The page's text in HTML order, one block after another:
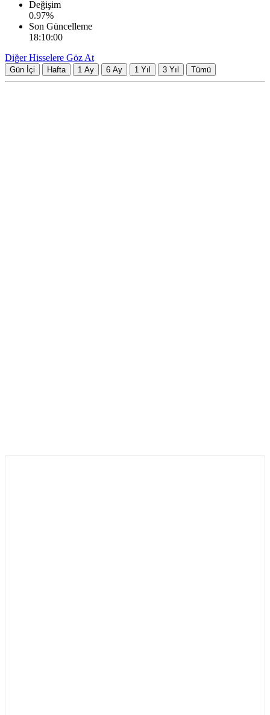
Değişim
0.97%
Son Güncelleme
18:10:00
Diğer Hisselere Göz At
Gün İçi Hafta 1 Ay 6 Ay 1 Yıl 3 Yıl Tümü